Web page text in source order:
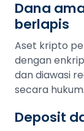
Dana
berlapis
Aset kripto
dengan
dan diawasi
secara hukum.
Deposit